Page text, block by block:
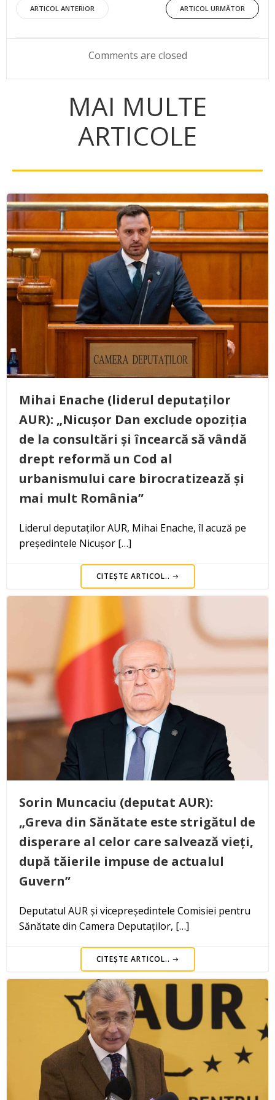
Post
navigation
ARTICOL ANTERIOR
Post
navigation
ARTICOL URMĂTOR
Comments are closed
MAI MULTE
ARTICOLE
Mihai Enache (liderul deputaților
AUR): „Nicușor Dan exclude opoziția
de la consultări și încearcă să vândă
drept reformă un Cod al
urbanismului care birocratizează și
mai mult România”
Liderul deputaților AUR, Mihai Enache, îl acuză pe
președintele Nicușor […]
CITEȘTE ARTICOL..
Sorin Muncaciu (deputat AUR):
„Greva din Sănătate este strigătul de
disperare al celor care salvează vieți,
după tăierile impuse de actualul
Guvern”
Deputatul AUR și vicepreședintele Comisiei pentru
Sănătate din Camera Deputaților, […]
CITEȘTE ARTICOL..